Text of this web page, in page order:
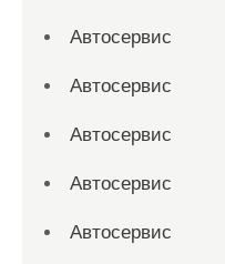
Автосервис
Автосервис
Автосервис
Автосервис
Автосервис